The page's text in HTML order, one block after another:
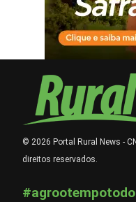
© 2026 Portal Rural News -
direitos reservados.
#agrootempotodo